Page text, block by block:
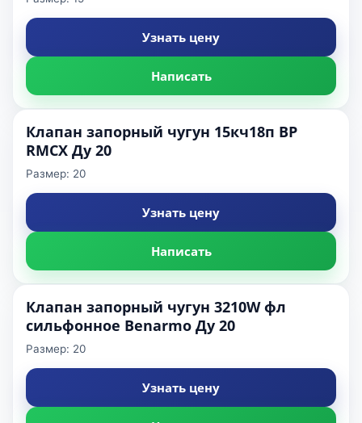
Узнать цену
Написать
Клапан запорный чугун 15кч18п ВР
RMCX Ду 20
Размер: 20
Узнать цену
Написать
Клапан запорный чугун 3210W фл
сильфонное Benarmo Ду 20
Размер: 20
Узнать цену